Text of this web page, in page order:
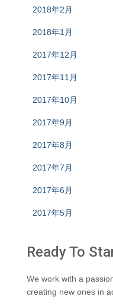
2018年2月
2018年1月
2017年12月
2017年11月
2017年10月
2017年9月
2017年8月
2017年7月
2017年6月
2017年5月
Ready To
We work with a
creating new ones in